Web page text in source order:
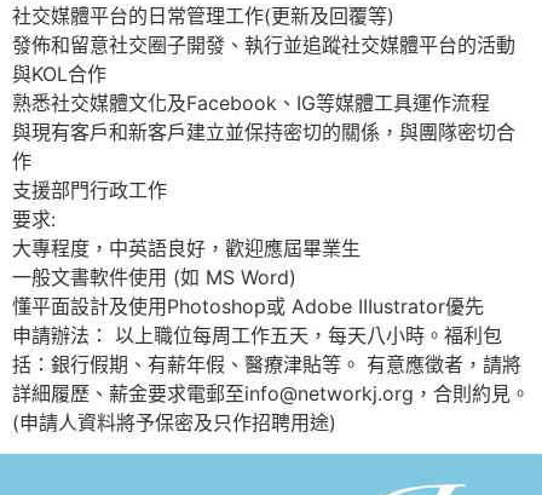
社交媒體平台的日常管理工作(更新及回覆等)
發佈和留意社交圈子開發、執行並追蹤社交媒體平台的活動
與KOL合作
熟悉社交媒體文化及Facebook、IG等媒體工具運作流程
與現有客戶和新客戶建立並保持密切的關係，與團隊密切合
作
支援部門行政工作
要求:
大專程度，中英語良好，歡迎應屆畢業生
一般文書軟件使用 (如 MS Word)
懂平面設計及使用Photoshop或 Adobe IIIustrator優先
申請辦法： 以上職位每周工作五天，每天八小時。福利包
括：銀行假期、有薪年假、醫療津貼等。 有意應徵者，請將
詳細履歷、薪金要求電郵至info@networkj.org，合則約見。
(申請人資料將予保密及只作招聘用途)